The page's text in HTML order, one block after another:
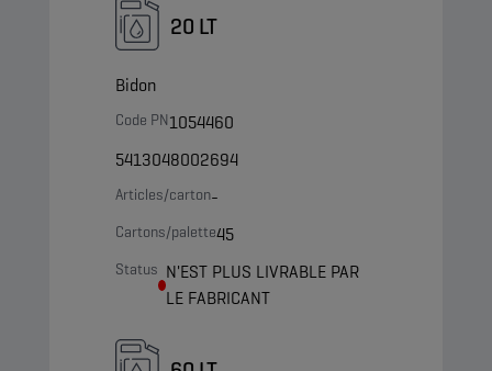
20 LT
Bidon
Code PN1054460
5413048002694
Articles/carton-
Cartons/palette45
Status N'EST PLUS LIVRABLE PAR
LE FABRICANT